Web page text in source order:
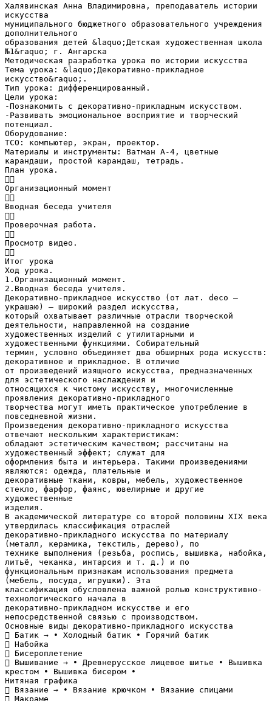
Халявинская Анна Владимировна, преподаватель истории
искусства
муниципального бюджетного образовательного учреждения
дополнительного
образования детей &laquo;Детская художественная школа
№1&raquo; г. Ангарска
Методическая разработка урока по истории искусства
Тема урока: &laquo;Декоративно-прикладное
искусство&raquo;.
Тип урока: дифференцированный.
Цели урока:
-Познакомить с декоративно-прикладным искусством.
-Развивать эмоциональное восприятие и творческий
потенциал.
Оборудование:
ТСО: компьютер, экран, проектор.
Материалы и инструменты: Ватман А-4, цветные
карандаши, простой карандаш, тетрадь.
План урока.

Организационный момент

Вводная беседа учителя

Проверочная работа.

Просмотр видео.

Итог урока
Ход урока.
1.Организационный момент.
2.Вводная беседа учителя.
Декоративно-прикладное искусство (от лат. deco —
украшаю) — широкий раздел искусства,
который охватывает различные отрасли творческой
деятельности, направленной на создание
художественных изделий с утилитарными и
художественными функциями. Собирательный
термин, условно объединяет два обширных рода искусств:
декоративное и прикладное. В отличие
от произведений изящного искусства, предназначенных
для эстетического наслаждения и
относящихся к чистому искусству, многочисленные
проявления декоративно-прикладного
творчества могут иметь практическое употребление в
повседневной жизни.
Произведения декоративно-прикладного искусства
отвечают нескольким характеристикам:
обладают эстетическим качеством; рассчитаны на
художественный эффект; служат для
оформления быта и интерьера. Такими произведениями
являются: одежда, плательные и
декоративные ткани, ковры, мебель, художественное
стекло, фарфор, фаянс, ювелирные и другие
художественные
изделия.
В академической литературе со второй половины XIX века
утвердилась классификация отраслей
декоративно-прикладного искусства по материалу
(металл, керамика, текстиль, дерево), по
технике выполнения (резьба, роспись, вышивка, набойка,
литьё, чеканка, интарсия и т. д.) и по
функциональным признакам использования предмета
(мебель, посуда, игрушки). Эта
классификация обусловлена важной ролью конструктивно-
технологического начала в
декоративно-прикладном искусстве и его
непосредственной связью с производством.
Основные виды декоративно-прикладного искусства
 Батик → • Холодный батик • Горячий батик
 Набойка
 Бисероплетение
 Вышивание → • Древнерусское лицевое шитье • Вышивка
крестом • Вышивка бисером •
Нитяная графика
 Вязание → • Вязание крючком • Вязание спицами
 Макраме